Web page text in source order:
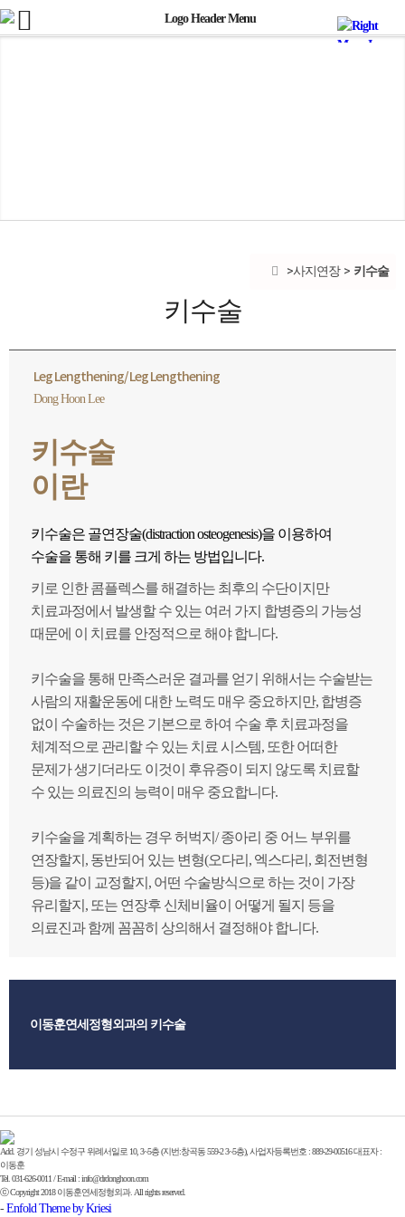
사지연장 키수술
키수술
Leg Lengthening/ Leg Lengthening
Dong Hoon Lee
키수술
이란
키수술은 골연장술(distraction osteogenesis)을 이용하여
수술을 통해 키를 크게 하는 방법입니다.
키로 인한 콤플렉스를 해결하는 최후의 수단이지만
치료과정에서 발생할 수 있는 여러 가지 합병증의 가능성
때문에 이 치료를 안정적으로 해야 합니다.
키수술을 통해 만족스러운 결과를 얻기 위해서는 수술받는
사람의 재활운동에 대한 노력도 매우 중요하지만, 합병증
없이 수술하는 것은 기본으로 하여 수술 후 치료과정을
체계적으로 관리할 수 있는 치료 시스템, 또한 어떠한
문제가 생기더라도 이것이 후유증이 되지 않도록 치료할
수 있는 의료진의 능력이 매우 중요합니다.
키수술을 계획하는 경우 허벅지/ 종아리 중 어느 부위를
연장할지, 동반되어 있는 변형(오다리, 엑스다리, 회전변형
등)을 같이 교정할지, 어떤 수술방식으로 하는 것이 가장
유리할지, 또는 연장후 신체비율이 어떻게 될지 등을
의료진과 함께 꼼꼼히 상의해서 결정해야 합니다.
이동훈연세정형외과의 키수술
Add. 경기 성남시 수정구 위례서일로 10, 3~5층 (지번:창곡동 559-2 3~5층), 사업자등록번호 : 889-29-00516 대표자 :
이동훈
Tel. 031-626-0011 / E-mail : info@drdonghoon.com
ⓒ Copyright 2018 이동훈연세정형외과. All rights reserved.
-Enfold Theme by Kriesi